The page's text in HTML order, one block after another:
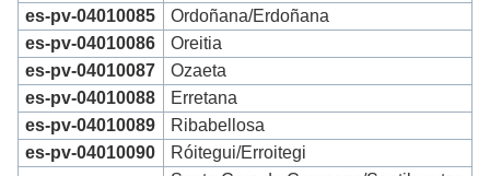
es-pv-04010085
Ordoñana/Erdoñana
es-pv-04010086
Oreitia
es-pv-04010087
Ozaeta
es-pv-04010088
Erretana
es-pv-04010089
Ribabellosa
es-pv-04010090
Róitegui/Erroitegi